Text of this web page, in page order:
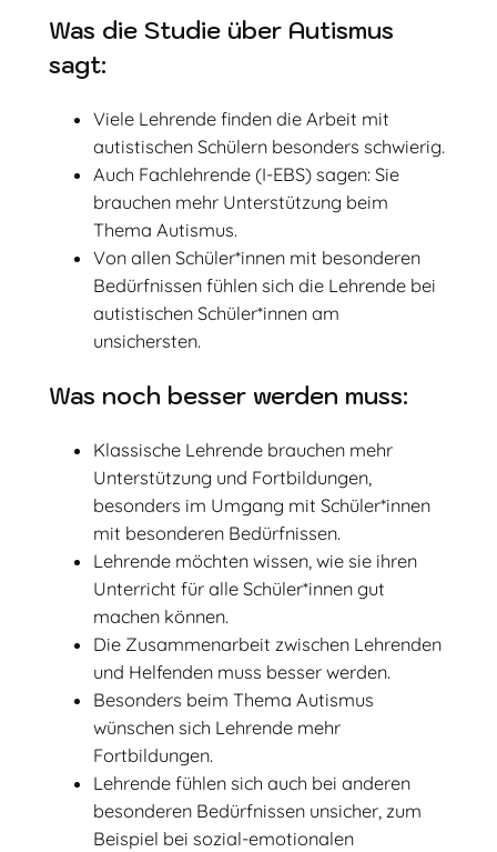
Was die Studie über Autismus
sagt:
Viele Lehrende finden die Arbeit mit
autistischen Schülern besonders schwierig.
Auch Fachlehrende (I-EBS) sagen: Sie
brauchen mehr Unterstützung beim
Thema Autismus.
Von allen Schüler*innen mit besonderen
Bedürfnissen fühlen sich die Lehrende bei
autistischen Schüler*innen am
unsichersten.
Was noch besser werden muss:
Klassische Lehrende brauchen mehr
Unterstützung und Fortbildungen,
besonders im Umgang mit Schüler*innen
mit besonderen Bedürfnissen.
Lehrende möchten wissen, wie sie ihren
Unterricht für alle Schüler*innen gut
machen können.
Die Zusammenarbeit zwischen Lehrenden
und Helfenden muss besser werden.
Besonders beim Thema Autismus
wünschen sich Lehrende mehr
Fortbildungen.
Lehrende fühlen sich auch bei anderen
besonderen Bedürfnissen unsicher, zum
Beispiel bei sozial-emotionalen